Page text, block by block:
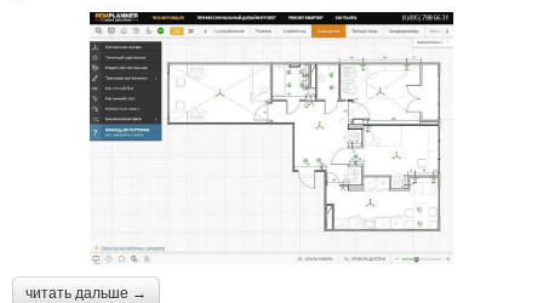
читать дальше →